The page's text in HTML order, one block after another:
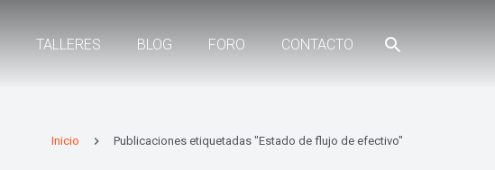
TALLERES BLOG FORO CONTACTO
Inicio Publicaciones etiquetadas "Estado de flujo de efectivo"